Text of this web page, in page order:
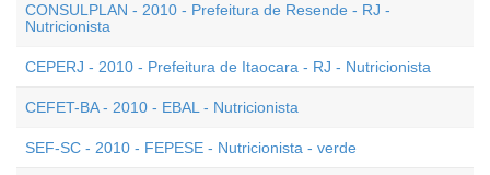
CONSULPLAN - 2010 - Prefeitura de Resende - RJ -
Nutricionista
CEPERJ - 2010 - Prefeitura de Itaocara - RJ - Nutricionista
CEFET-BA - 2010 - EBAL - Nutricionista
SEF-SC - 2010 - FEPESE - Nutricionista - verde